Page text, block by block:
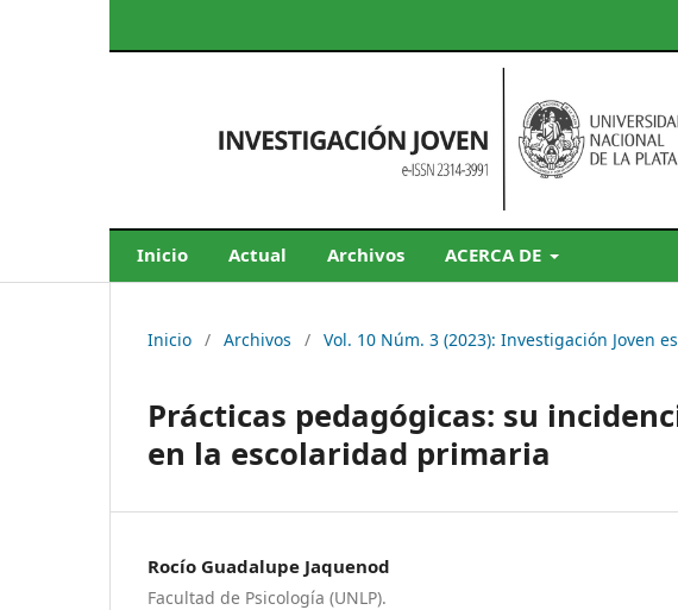
Inicio Actual Archivos ACERCA DE
Inicio / Archivos / Vol. 10 Núm. 3 (2023): Investigación Joven
Prácticas pedagógicas: su
en la escolaridad primaria
Rocío Guadalupe Jaquenod
Facultad de Psicología (UNLP).